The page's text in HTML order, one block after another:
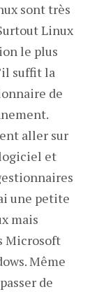
sont très
Linux
le plus
suffit la
de
aller sur
et
une petite
mais
Microsoft
Même
de